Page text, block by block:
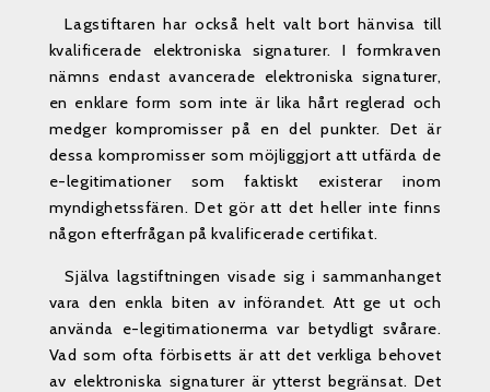
Lagstiftaren har också helt valt bort hänvisa till
kvalificerade elektroniska signaturer. I formkraven
nämns endast avancerade elektroniska signaturer,
en enklare form som inte är lika hårt reglerad och
medger kompromisser på en del punkter. Det är
dessa kompromisser som möjliggjort att utfärda de
e-legitimationer som faktiskt existerar inom
myndighetssfären. Det gör att det heller inte finns
någon efterfrågan på kvalificerade certifikat.
Själva lagstiftningen visade sig i sammanhanget
vara den enkla biten av införandet. Att ge ut och
använda e-legitimationerma var betydligt svårare.
Vad som ofta förbisetts är att det verkliga behovet
av elektroniska signaturer är ytterst begränsat. Det